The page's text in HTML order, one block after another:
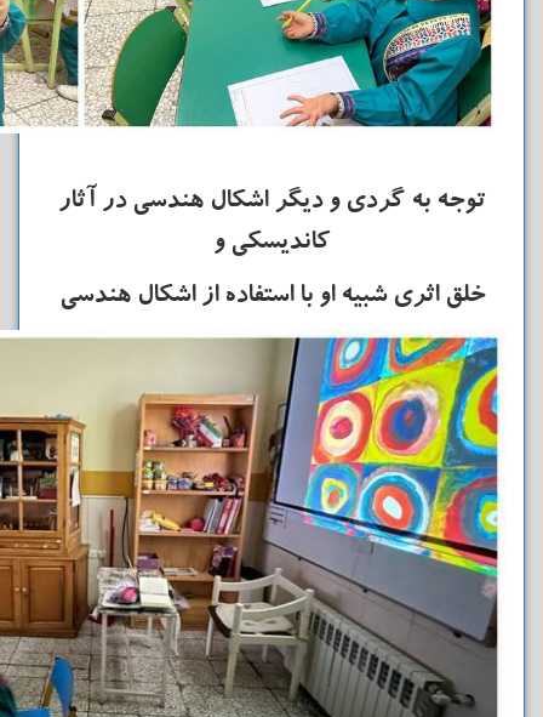
توجه به گردی و دیگر اشکال هندسی در آثار
کاندیسکی و
خلق اثری شبیه او با استفاده از اشکال هندسی